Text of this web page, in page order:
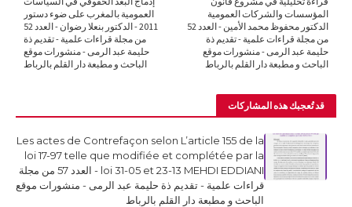
العمومية بالمغرب على ضوء دستور
2011 - الدكتور بنعلا رضوان - العدد 52
من مجلة قراءات علمية - تقديم ذة
حليمة عبد الرمى - منشورات موقع
الباحث و مطبعة دار القلم بالرباط
المؤسسات والشركات العمومية
الدكتور محفوظ محمد الأمين - العدد 52
من مجلة قراءات علمية - تقديم ذة
حليمة عبد الرمى - منشورات موقع
الباحث و مطبعة دار القلم بالرباط
قد تُعجبك هذه المشاركات
Les actes de Contrefaçon selon L’article 155 de la
loi 17-97 telle que modifiée et complétée par la
loi 31-05 et 23-13 MEHDI EDDIANI - العدد 57 من مجلة
قراءات علمية - تقديم ذة حليمة عبد الرمى - منشورات موقع
الباحث و مطبعة دار القلم بالرباط